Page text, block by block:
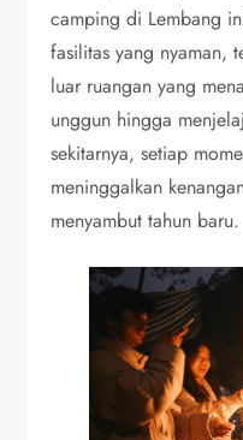
camping di Lembang
fasilitas yang nyaman,
luar ruangan yang
unggun hingga
sekitarnya, setiap
meninggalkan
menyambut tahun baru.